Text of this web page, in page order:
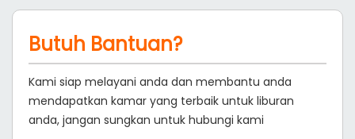
Butuh Bantuan?
Kami siap melayani anda dan membantu anda
mendapatkan kamar yang terbaik untuk liburan
anda, jangan sungkan untuk hubungi kami